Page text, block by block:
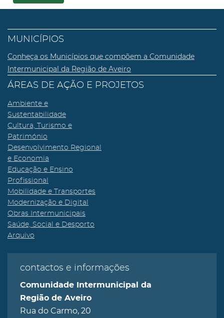
MUNICÍPIOS
Conheça os Municípios que compõem a Comunidade
Intermunicipal da Região de Aveiro
ÁREAS DE AÇÃO E PROJETOS
Ambiente e
Sustentabilidade
Cultura, Turismo e
Património
Desenvolvimento Regional
e Economia
Educação e Ensino
Profissional
Mobilidade e Transportes
Modernização e Digital
Obras Intermunicipais
Saúde, Social e Desporto
Arquivo
contactos e informações
Comunidade Intermunicipal da
Região de Aveiro
Rua do Carmo, 20